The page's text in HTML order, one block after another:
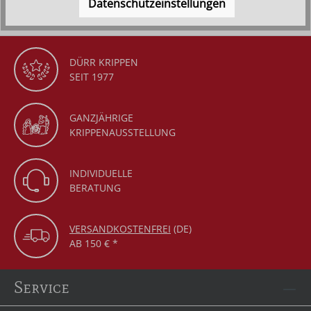
DÜRR KRIPPEN
SEIT 1977
GANZJÄHRIGE
KRIPPENAUSSTELLUNG
INDIVIDUELLE
BERATUNG
VERSANDKOSTENFREI (DE)
AB 150 € *
Service
Datenschutzeinstellungen